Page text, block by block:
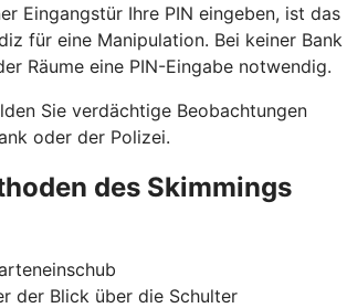
Eingangstür Ihre PIN eingeben, ist das
für eine Manipulation. Bei keiner Bank
Räume eine PIN-Eingabe notwendig.
Sie verdächtige Beobachtungen
oder der Polizei.
des Skimmings
der Blick über die Schulter